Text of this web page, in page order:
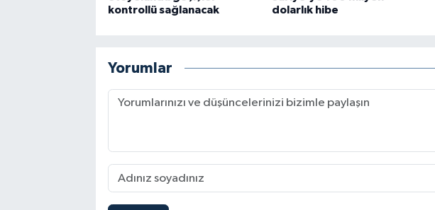
kontrollü sağlanacak
dolarlık hibe
Yorumlar